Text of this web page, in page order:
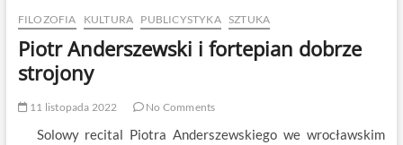
FILOZOFIA KULTURA PUBLICYSTYKA SZTUKA
Piotr Anderszewski i fortepian dobrze
strojony
11 listopada 2022 No Comments
Solowy recital Piotra Anderszewskiego we wrocławskim